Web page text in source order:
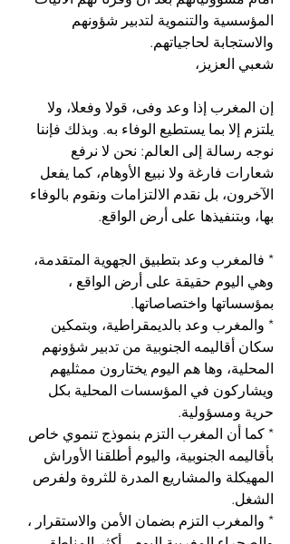
المؤسسية والتنموية لتدبير شؤونهم
والاستجابة لحاجياتهم.
شعبي العزيز،
إن المغرب إذا وعد وفى، قولا وفعلا، ولا
يلتزم إلا بما يستطيع الوفاء به. وبذلك فإننا
نوجه رسالة إلى العالم: نحن لا نرفع
شعارات فارغة ولا نبيع الأوهام، كما يفعل
الآخرون، بل نقدم الالتزامات ونقوم بالوفاء
بها، وبتنفيذها على أرض الواقع.
* فالمغرب وعد بتطبيق الجهوية المتقدمة،
وهي اليوم حقيقة على أرض الواقع ،
بمؤسساتها واختصاصاتها.
* والمغرب وعد بالديمقراطية، وبتمكين
سكان أقاليمه الجنوبية من تدبير شؤونهم
المحلية، وها هم اليوم يختارون ممثليهم
ويشاركون في المؤسسات المحلية بكل
حرية ومسؤولية.
* كما أن المغرب التزم بنموذج تنموي خاص
بأقاليمه الجنوبية، واليوم أطلقنا الأوراش
المهيكلة والمشاريع المدرة للثروة ولفرص
الشغل.
* والمغرب التزم بضمان الأمن والاستقرار ،